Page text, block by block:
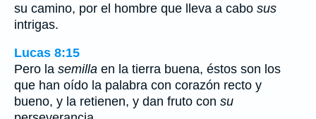
su camino, por el hombre que lleva a cabo sus
intrigas.
Lucas 8:15
Pero la semilla en la tierra buena, éstos son los
que han oído la palabra con corazón recto y
bueno, y la retienen, y dan fruto con su